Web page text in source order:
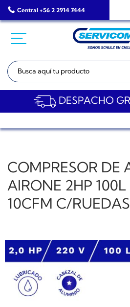
Saltar
al
Central +56 2 2914 7444
Buscar:
DESPACHO
COMPRESOR DE
AIRONE 2HP 100L
10CFM C/RUEDAS